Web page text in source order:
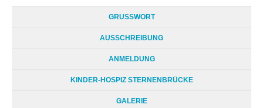
GRUSSWORT
AUSSCHREIBUNG
ANMELDUNG
KINDER-HOSPIZ STERNENBRÜCKE
GALERIE